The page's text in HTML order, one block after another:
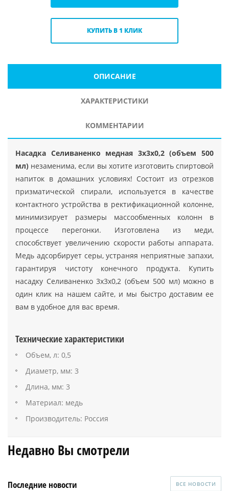
КУПИТЬ В 1 КЛИК
ОПИСАНИЕ
ХАРАКТЕРИСТИКИ
КОММЕНТАРИИ
Насадка Селиваненко медная 3x3x0,2 (объем 500
мл) незаменима, если вы хотите изготовить спиртовой
напиток в домашних условиях! Состоит из отрезков
призматической спирали, используется в качестве
контактного устройства в ректификационной колонне,
минимизирует размеры массообменных колонн в
процессе перегонки. Изготовлена из меди,
способствует увеличению скорости работы аппарата.
Медь адсорбирует серы, устраняя неприятные запахи,
гарантируя чистоту конечного продукта. Купить
насадку Селиваненко 3x3x0,2 (объем 500 мл) можно в
один клик на нашем сайте, и мы быстро доставим ее
вам в удобное для вас время.
Технические характеристики
Объем, л: 0,5
Диаметр, мм: 3
Длина, мм: 3
Материал: медь
Производитель: Россия
Недавно Вы смотрели
Последние новости ВСЕ НОВОСТИ